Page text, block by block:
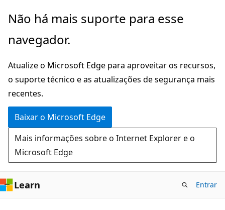
Pular
o
principal
Não há mais suporte para esse
navegador.
Atualize o Microsoft Edge para aproveitar os recursos,
o suporte técnico e as atualizações de segurança mais
recentes.
Baixar o Microsoft Edge
Mais informações sobre o Internet Explorer e o
Microsoft Edge
Learn Entrar